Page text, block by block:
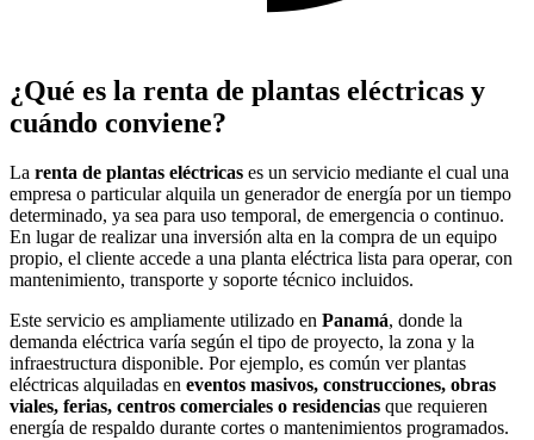
¿Qué es la renta de plantas eléctricas y
cuándo conviene?
La renta de plantas eléctricas es un servicio mediante el cual una
empresa o particular alquila un generador de energía por un tiempo
determinado, ya sea para uso temporal, de emergencia o continuo.
En lugar de realizar una inversión alta en la compra de un equipo
propio, el cliente accede a una planta eléctrica lista para operar, con
mantenimiento, transporte y soporte técnico incluidos.
Este servicio es ampliamente utilizado en Panamá, donde la
demanda eléctrica varía según el tipo de proyecto, la zona y la
infraestructura disponible. Por ejemplo, es común ver plantas
eléctricas alquiladas en eventos masivos, construcciones, obras
viales, ferias, centros comerciales o residencias que requieren
energía de respaldo durante cortes o mantenimientos programados.